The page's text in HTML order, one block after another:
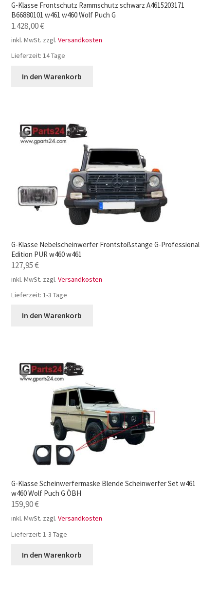
G-Klasse Frontschutz Rammschutz schwarz A4615203171
B66880101 w461 w460 Wolf Puch G
1.428,00€
inkl. MwSt. zzgl. Versandkosten
Lieferzeit: 14 Tage
In den Warenkorb
G-Klasse Nebelscheinwerfer Frontstoßstange G-Professional
Edition PUR w460 w461
127,95€
inkl. MwSt. zzgl. Versandkosten
Lieferzeit: 1-3 Tage
In den Warenkorb
G-Klasse Scheinwerfermaske Blende Scheinwerfer Set w461
w460 Wolf Puch G ÖBH
159,90€
inkl. MwSt. zzgl. Versandkosten
Lieferzeit: 1-3 Tage
In den Warenkorb